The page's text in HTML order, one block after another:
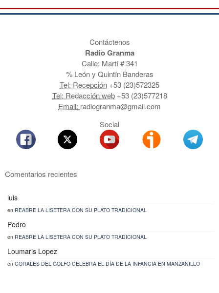
Contáctenos
Radio Granma
Calle: Martí # 341
% León y Quintín Banderas
Tel: Recepción +53 (23)572325
Tel: Redacción web+53 (23)577218
Email: radiogranma@gmail.com
Social
Comentarios recientes
luis
en REABRE LA LISETERA CON SU PLATO TRADICIONAL
Pedro
en REABRE LA LISETERA CON SU PLATO TRADICIONAL
Loumaris Lopez
en CORALES DEL GOLFO CELEBRA EL DÍA DE LA INFANCIA EN MANZANILLO